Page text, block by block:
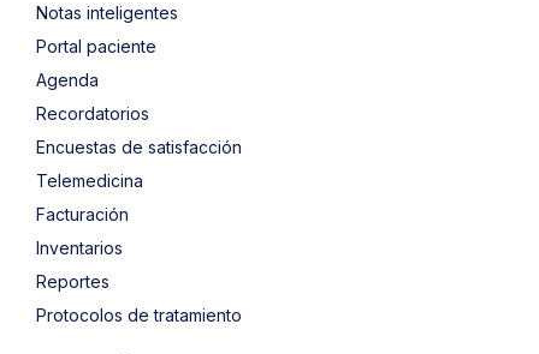
Notas inteligentes
Portal paciente
Agenda
Recordatorios
Encuestas de satisfacción
Telemedicina
Facturación
Inventarios
Reportes
Protocolos de tratamiento